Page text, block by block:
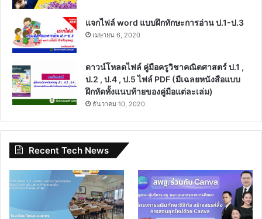
แจกไฟล์ word แบบฝึกทักษะการอ่าน ป.1-ป.3
เมษายน 6, 2020
ดาวน์โหลดไฟล์ คู่มือครูวิชาคณิตศาสตร์ ป.1 ,
ป.2 , ป.4 , ป.5 ไฟล์ PDF (มีเฉลยหนังสือแบบ
ฝึกหัดทั้งแนบท้ายของคู่มือแต่ละเล่ม)
ธันวาคม 10, 2020
Recent Tech News